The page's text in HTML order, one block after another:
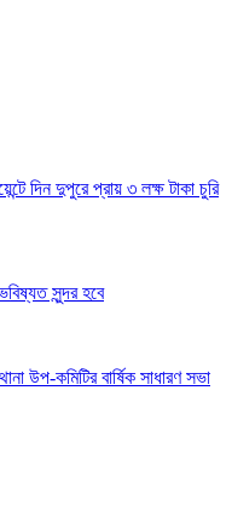
দিন দুপুরে প্রায় ৩ লক্ষ টাকা চুরি
সুন্দর হবে
উপ-কমিটির বার্ষিক সাধারণ সভা